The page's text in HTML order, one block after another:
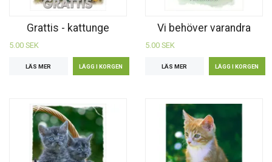
Grattis - kattunge
5.00 SEK
LÄS MER
Vi behöver varandra
5.00 SEK
LÄS MER